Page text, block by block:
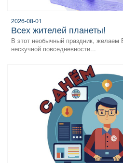
2026-08-01
всех жителей планеты!
В этот необычный праздник, желаем
нескучной повседневности...